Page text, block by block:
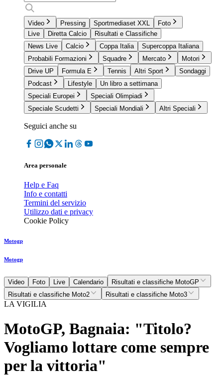
Video Pressing Sportmediaset XXL
Foto
Live
Diretta Calcio
Risultati e Classifiche
News Live
Calcio Coppa Italia
Supercoppa Italiana
Probabili Formazioni
Squadre Mercato
Motori
Drive UP
Formula E Tennis Altri Sport
Sondaggi
Podcast
Lifestyle
Un libro a settimana
Speciali Europei
Speciali Olimpiadi
Speciale Scudetti
Speciali Mondiali Altri Speciali
Seguici anche su
Area personale
Help e Faq
Info e contatti
Termini del servizio
Utilizzo dati e privacy
Cookie Policy
Motogp
Motogp
Video Foto Live Calendario
Risultati e classifiche MotoGP
Risultati e classifiche Moto2
Risultati e classifiche Moto3
LA VIGILIA
MotoGP, Bagnaia: "Titolo?
Vogliamo lottare come sempre
per la vittoria"